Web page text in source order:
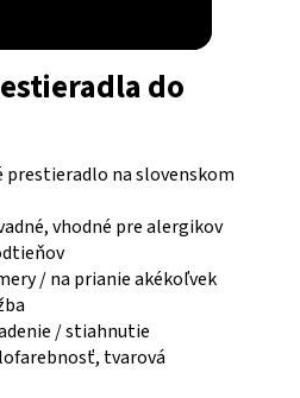
do
prestieradlo na slovenskom
vhodné pre alergikov
/ na prianie akékoľvek
/ stiahnutie
tvarová